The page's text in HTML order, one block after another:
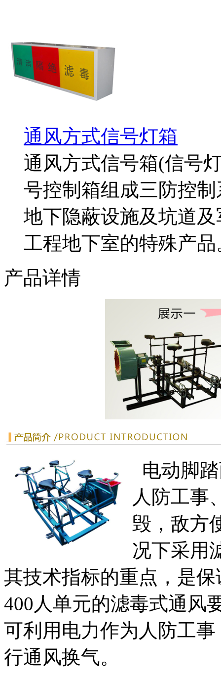
通风方式信号灯箱
通风方式信号箱(信号
号控制箱组成三防控
地下隐蔽设施及坑道
工程地下室的特殊产品
产品详情
电动脚
人防工事
毁，敌方
况下采用
其技术指标的重点，是
400人单元的滤毒式通风
可利用电力作为人防工
行通风换气。